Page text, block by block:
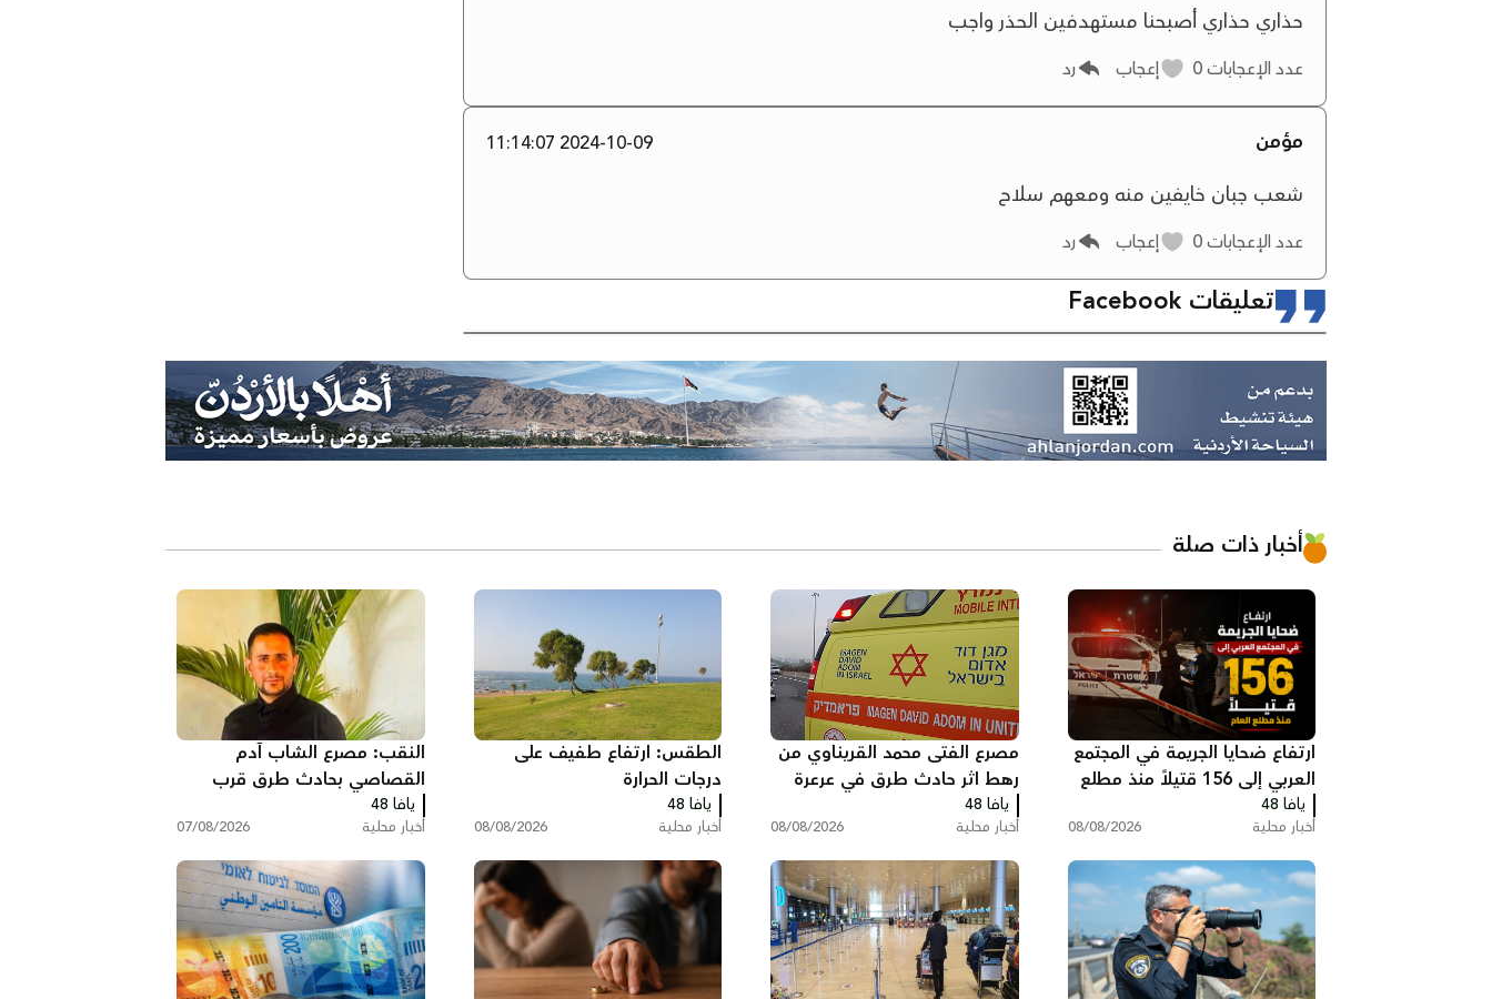
حذاري حذاري أصبحنا مستهدفين الحذر واجب
عدد الإعجابات إعجاب رد
مؤمن 2024-10-09 11:14:07
شعب جبان خايفين منه ومعهم سلاح
عدد الإعجابات إعجاب رد
تعليقات Facebook
أخبار ذات صلة
ارتفاع ضحايا الجريمة في المجتمع
العربي إلى 156 قتيلاً منذ مطلع
العام
يافا 48
أخبار محلية 08/08/2026
مصرع الفتى محمد القريناوي من
رهط اثر حادث طرق في عرعرة
النقب
يافا 48
أخبار محلية 08/08/2026
الطقس: ارتفاع طفيف على
درجات الحرارة
يافا 48
أخبار محلية 08/08/2026
النقب: مصرع الشاب آدم
القصاصي بحادث طرق قرب
حورة
يافا 48
أخبار محلية 07/08/2026